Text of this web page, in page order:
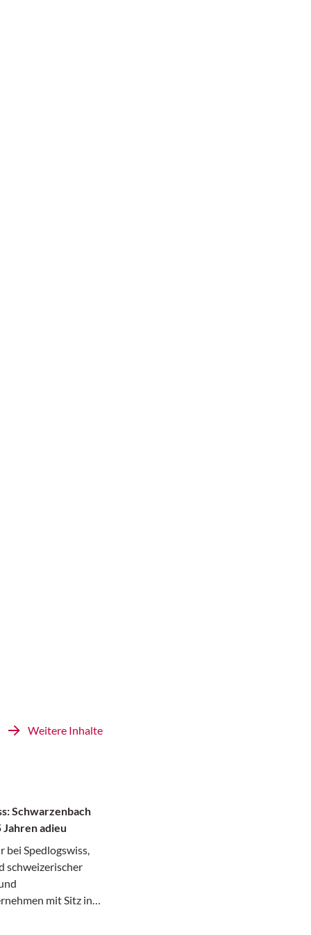
Weitere Inhalte
Schwarzenbach
Jahren adieu
bei Spedlogswiss,
schweizerischer
mit Sitz in